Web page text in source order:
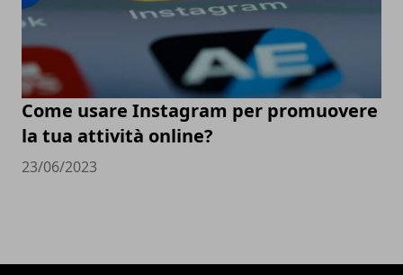
Come usare Instagram per promuovere
la tua attività online?
23/06/2023